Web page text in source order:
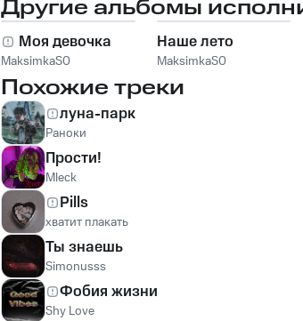
Другие альбомы
Моя девочка
MaksimkaS0
Наше лето
MaksimkaS0
Похожие треки
луна-парк
Раноки
Прости!
Mleck
Pills
хватит плакать
Ты знаешь
Simonusss
Фобия жизни
Shy Love